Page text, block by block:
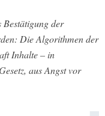
der
Die Algorithmen der
Inhalte – in
aus Angst vor